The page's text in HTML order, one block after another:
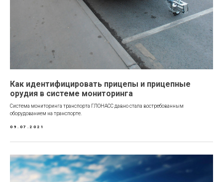
Как идентифицировать прицепы и прицепные
орудия в системе мониторинга
Система мониторинга транспорта ГЛОНАСС давно стала востребованным
оборудованием на транспорте.
09.07.2021